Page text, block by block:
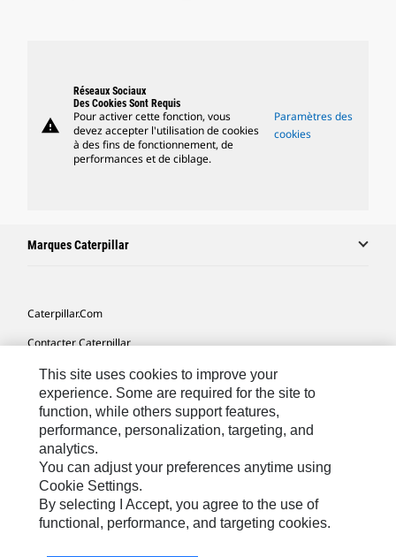
warning
Réseaux Sociaux
Des Cookies Sont Requis
Pour activer cette fonction, vous
devez accepter l'utilisation de cookies
à des fins de fonctionnement, de
performances et de ciblage.
Paramètres des
cookies
Marques Caterpillar
Caterpillar.com
Contacter Caterpillar
Mes Préférences Marketing
Plan Du Site
Cookie Settings
Mentions Légales
Confidentialité
This site uses cookies to improve your
experience. Some are required for the site to
function, while others support features,
performance, personalization, targeting, and
analytics.
You can adjust your preferences anytime using
Cookie Settings.
By selecting I Accept, you agree to the use of
functional, performance, and targeting cookies.